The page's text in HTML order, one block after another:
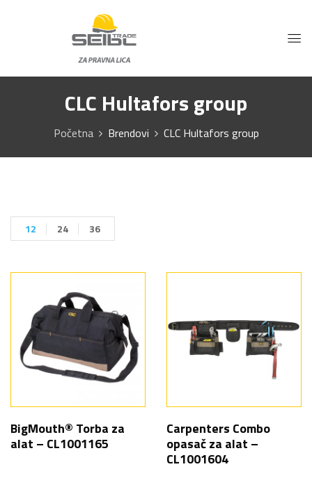
CLC Hultafors group
Početna Brendovi CLC Hultafors group
12 24 36
BigMouth® Torba za
alat – CL1001165
Carpenters Combo
opasač za alat –
CL1001604